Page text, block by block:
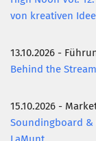
von kreativen
13.10.2026 -
Behind the
15.10.2026 -
Soundingboard &